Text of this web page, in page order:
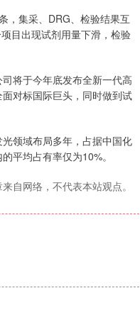
，集采、DRG、检验结果互
目出现试剂用量下滑，检验
将于今年底发布全新一代高
对标国际巨头，同时做到试
领域布局多年，占据中国化
平均占有率仅为10%。
自网络，不代表本站观点。